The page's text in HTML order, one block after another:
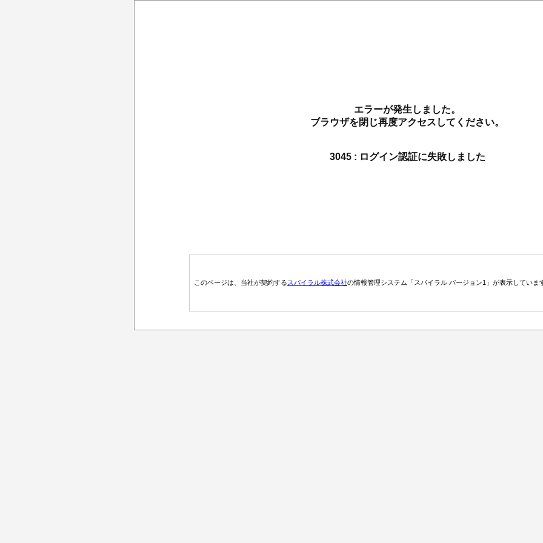
エラーが発生しました。
ブラウザを閉じ再度アクセスしてください。
3045 : ログイン認証に失敗しました
このページは、当社が契約するスパイラル株式会社の情報管理システム「スパイラル バージョン1」が表示していま